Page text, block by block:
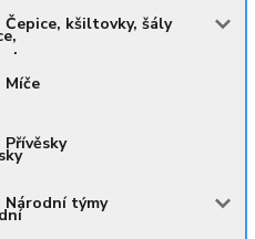
Čepice, kšiltovky, šály
Míče
Přívěsky
Národní týmy